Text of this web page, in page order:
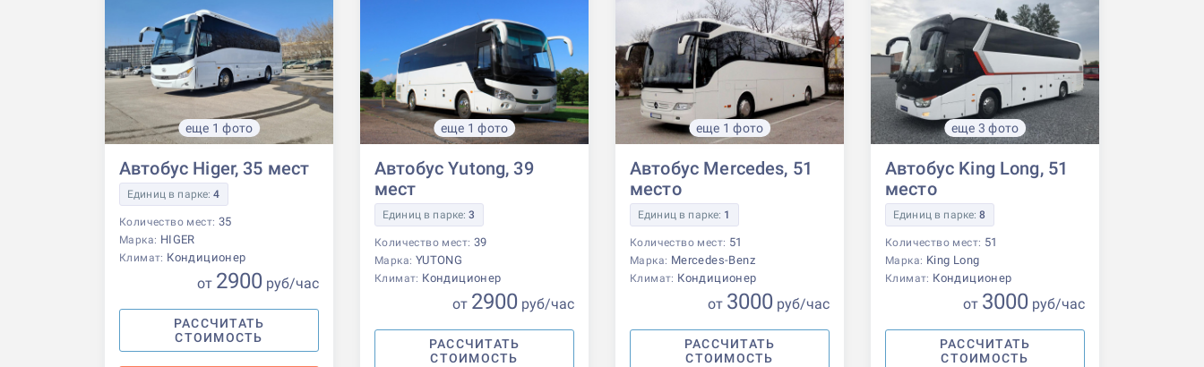
еще 1 фото
Автобус Higer, 35 мест
Единиц в парке:4
Количество мест: 35
Марка: HIGER
Климат: Кондиционер
от 2900 руб/час
РАССЧИТАТЬ
СТОИМОСТЬ
еще 1 фото
Автобус Yutong, 39
мест
Единиц в парке:3
Количество мест: 39
Марка: YUTONG
Климат: Кондиционер
от 2900 руб/час
РАССЧИТАТЬ
СТОИМОСТЬ
еще 1 фото
Автобус Mercedes, 51
место
Единиц в парке: 1
Количество мест: 51
Марка: Mercedes-Benz
Климат: Кондиционер
от 3000 руб/час
РАССЧИТАТЬ
СТОИМОСТЬ
еще 3 фото
Автобус King Long, 51
место
Единиц в парке:8
Количество мест: 51
Марка: King Long
Климат: Кондиционер
от 3000 руб/час
РАССЧИТАТЬ
СТОИМОСТЬ